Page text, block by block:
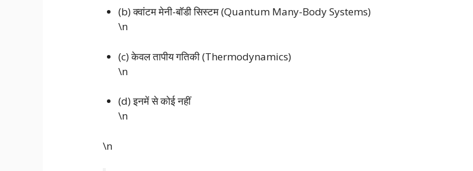
(b) क्वांटम मेनी-बॉडी सिस्टम (Quantum Many-Body Systems)
\n
(c) केवल तापीय गतिकी (Thermodynamics)
\n
(d) इनमें से कोई नहीं
\n
\n